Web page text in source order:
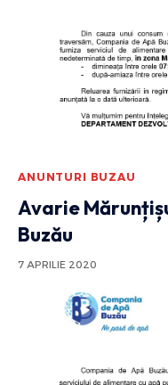
ANUNTURI BUZAU
Avarie
Buzău
7 APRILIE 2020